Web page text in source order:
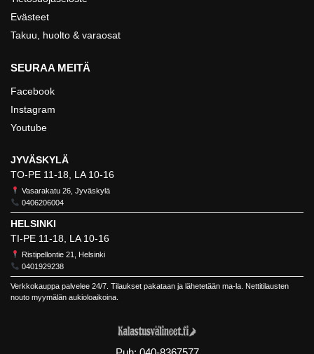
Evästeet
Takuu, huolto & varaosat
SEURAA MEITÄ
Facebook
Instagram
Youtube
JYVÄSKYLÄ
TO-PE 11-18, LA 10-16
Vasarakatu 26, Jyväskylä
0406206004
HELSINKI
TI-PE 11-18, LA 10-16
Ristipellontie 21, Helsinki
0401929238
Verkkokauppa palvelee 24/7. Tilaukset pakataan ja lähetetään ma-la. Nettitilausten
nouto myymälän aukioloaikoina.